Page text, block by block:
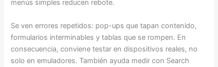
menús simples reducen rebote.
Se ven errores repetidos: pop-ups que tapan contenido,
formularios interminables y tablas que se rompen. En
consecuencia, conviene testar en dispositivos reales, no
solo en emuladores. También ayuda medir con Search